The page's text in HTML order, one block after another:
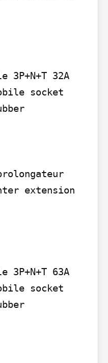
3P+N+T 32A
socket
extension
3P+N+T 63A
socket